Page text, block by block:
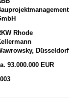
Rhode
Düsseldorf
93.000.000 EUR